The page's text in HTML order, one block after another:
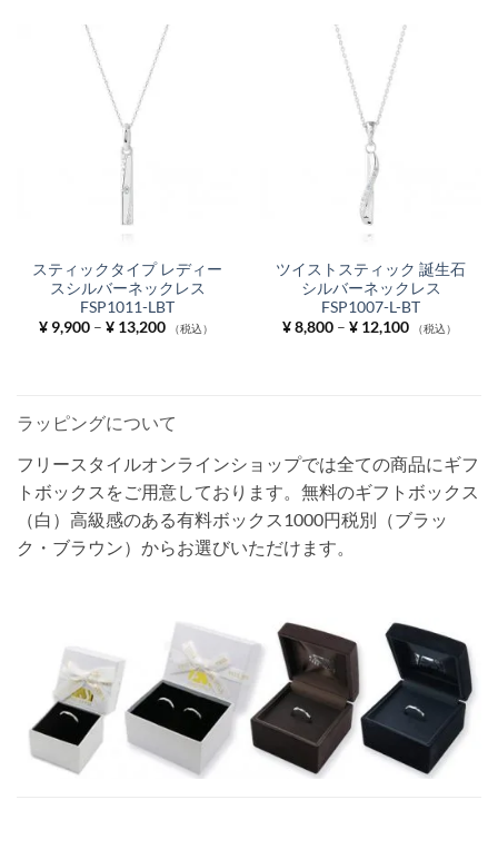
–
スティックタイプ レディー
スシルバーネックレス
FSP1011-LBT
¥9,900 – ¥13,200価
格
（税込）
ツイストスティック 誕生石
シルバーネックレス
FSP1007-L-BT
¥8,800 – ¥12,100価
格
（税込）
ラッピングについて
フリースタイルオンラインショップでは全ての商品にギフ
トボックスをご用意しております。無料のギフトボックス
（白）高級感のある有料ボックス1000円税別（ブラッ
ク・ブラウン）からお選びいただけます。